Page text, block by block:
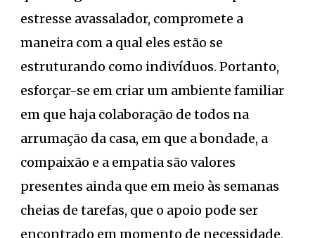
estresse avassalador, compromete a
maneira com a qual eles estão se
estruturando como indivíduos. Portanto,
esforçar-se em criar um ambiente familiar
em que haja colaboração de todos na
arrumação da casa, em que a bondade, a
compaixão e a empatia são valores
presentes ainda que em meio às semanas
cheias de tarefas, que o apoio pode ser
encontrado em momento de necessidade,